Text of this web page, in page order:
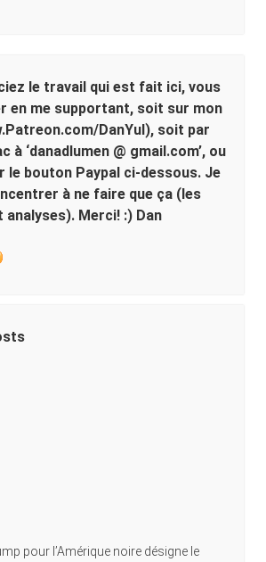
le travail qui est fait ici, vous
en me supportant, soit sur mon
DanYul), soit par
à ‘danadlumen @ gmail.com’, ou
le bouton Paypal ci-dessous. Je
à ne faire que ça (les
Merci! :) Dan
pour l’Amérique noire désigne le